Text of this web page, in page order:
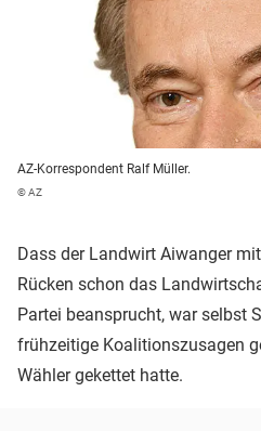
AZ-Korrespondent Ralf Müller.
© AZ
Dass der Landwirt Aiwanger
Rücken schon das
Partei beansprucht, war selbst
frühzeitige Koalitionszusagen
Wähler gekettet hatte.